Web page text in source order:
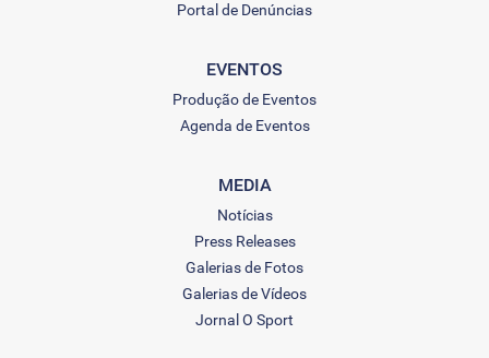
Portal de Denúncias
EVENTOS
Produção de Eventos
Agenda de Eventos
MEDIA
Notícias
Press Releases
Galerias de Fotos
Galerias de Vídeos
Jornal O Sport